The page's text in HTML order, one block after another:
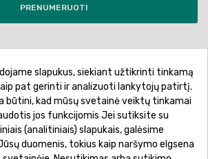
PRENUMERUOTI
ir taisyklės
Privatumo politika
Prekių pristatymas
Atsiskaitymo būdai
slapukus, siekiant užtikrinti tinkamą
pat gerinti ir analizuoti lankytojų patirtį.
būtini, kad mūsų svetainė veiktų tinkamai
jos funkcijomis Jei sutiksite su
(analitiniais) slapukais, galėsime
duomenis, tokius kaip naršymo elgsena